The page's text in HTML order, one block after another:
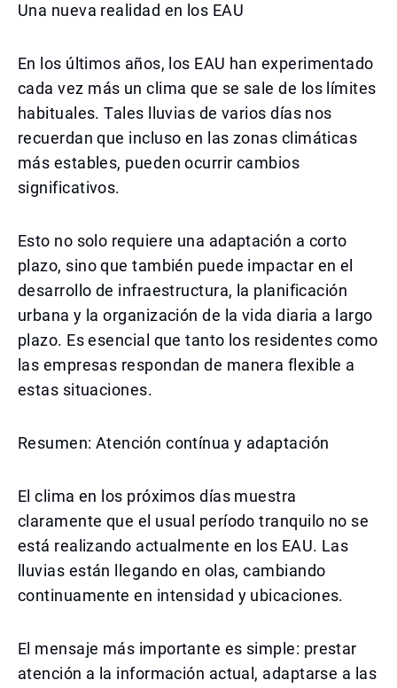
Una nueva realidad en los EAU
En los últimos años, los EAU han experimentado
cada vez más un clima que se sale de los límites
habituales. Tales lluvias de varios días nos
recuerdan que incluso en las zonas climáticas
más estables, pueden ocurrir cambios
significativos.
Esto no solo requiere una adaptación a corto
plazo, sino que también puede impactar en el
desarrollo de infraestructura, la planificación
urbana y la organización de la vida diaria a largo
plazo. Es esencial que tanto los residentes como
las empresas respondan de manera flexible a
estas situaciones.
Resumen: Atención contínua y adaptación
El clima en los próximos días muestra
claramente que el usual período tranquilo no se
está realizando actualmente en los EAU. Las
lluvias están llegando en olas, cambiando
continuamente en intensidad y ubicaciones.
El mensaje más importante es simple: prestar
atención a la información actual, adaptarse a las